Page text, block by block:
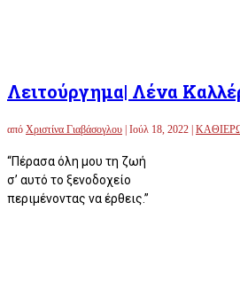
Λειτούργημα| Λένα
από Χριστίνα Γιαβάσογλου Ιούλ 18, 2022
“Πέρασα όλη μου τη ζωή
σ’ αυτό το ξενοδοχείο
περιμένοντας να έρθεις.”